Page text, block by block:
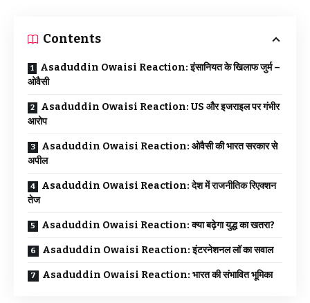
Contents
Asaduddin Owaisi Reaction: इंसानियत के खिलाफ जुर्म –
ओवैसी
Asaduddin Owaisi Reaction: US और इजराइल पर गंभीर
आरोप
Asaduddin Owaisi Reaction: ओवैसी की भारत सरकार से
अपील
Asaduddin Owaisi Reaction: देश में राजनीतिक रिएक्शन
तेज
Asaduddin Owaisi Reaction: क्या बढ़ेगा युद्ध का खतरा?
Asaduddin Owaisi Reaction: इंटरनेशनल लॉ का सवाल
Asaduddin Owaisi Reaction: भारत की संभावित भूमिका